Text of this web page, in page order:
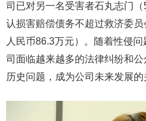
司已对另一名受害者石丸志门
认损害赔偿债务不超过救济委
人民币86.3万元）。随着性侵
司面临越来越多的法律纠纷和
历史问题，成为公司未来发展的